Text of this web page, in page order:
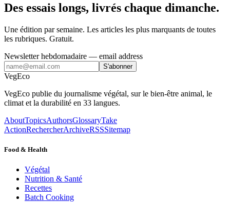
Des essais longs, livrés chaque dimanche.
Une édition par semaine. Les articles les plus marquants de toutes
les rubriques. Gratuit.
Newsletter hebdomadaire — email address
S'abonner
VegEco
VegEco publie du journalisme végétal, sur le bien-être animal, le
climat et la durabilité en 33 langues.
AboutTopicsAuthorsGlossaryTake
ActionRechercherArchiveRSSSitemap
Food & Health
Végétal
Nutrition & Santé
Recettes
Batch Cooking